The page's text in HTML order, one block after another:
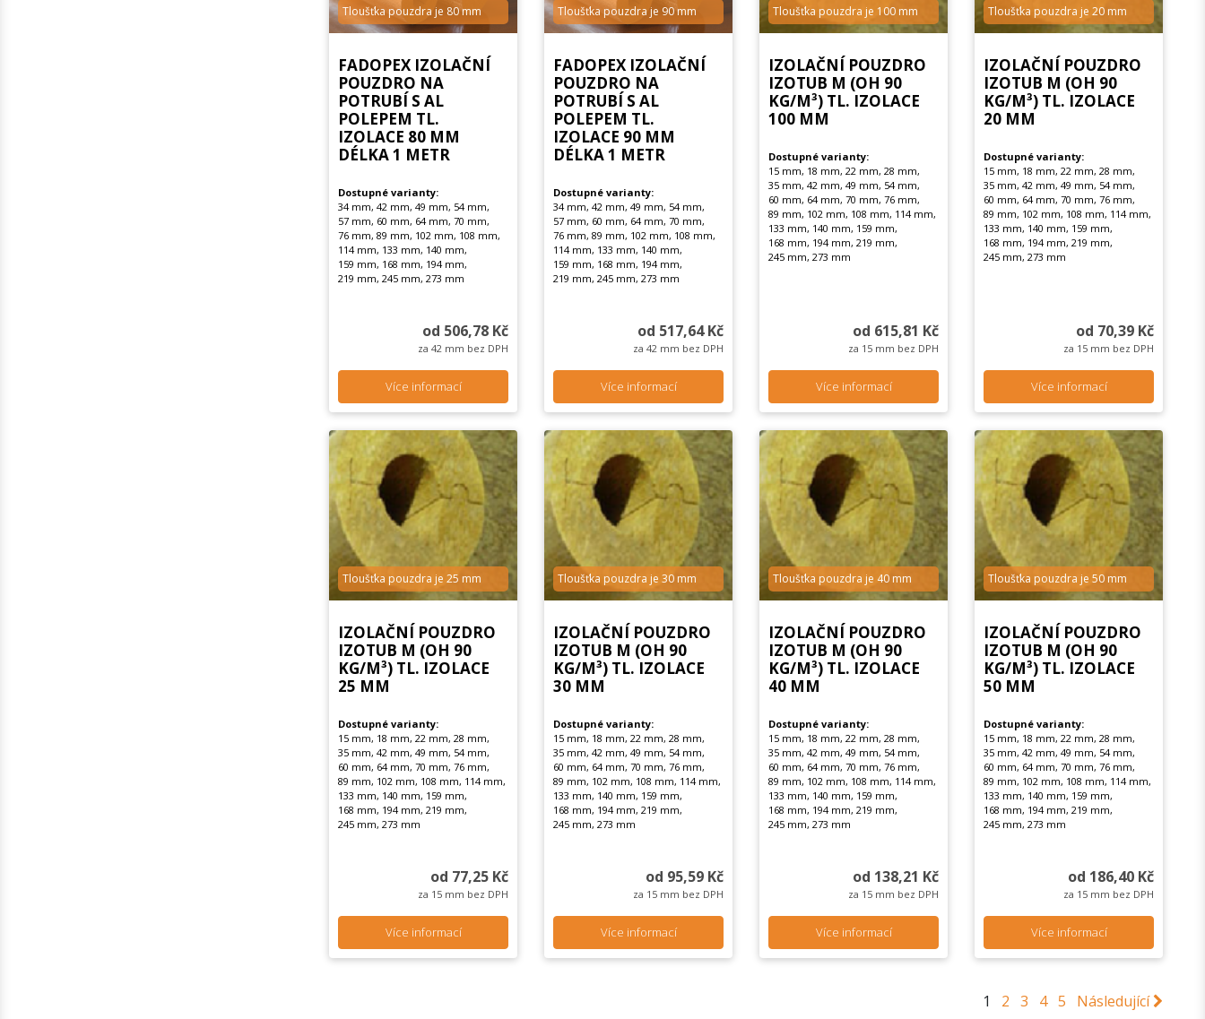
Tloušťka pouzdra je 80 mm
FADOPEX IZOLAČNÍ
POUZDRO NA
POTRUBÍ S AL
POLEPEM TL.
IZOLACE 80 MM
DÉLKA 1 METR
Dostupné varianty:
34 mm, 42 mm, 49 mm, 54 mm,
57 mm, 60 mm, 64 mm, 70 mm,
76 mm, 89 mm, 102 mm, 108 mm,
114 mm, 133 mm, 140 mm,
159 mm, 168 mm, 194 mm,
219 mm, 245 mm, 273 mm
od 506,78 Kč
za 42 mm bez DPH
Více informací
Tloušťka pouzdra je 90 mm
FADOPEX IZOLAČNÍ
POUZDRO NA
POTRUBÍ S AL
POLEPEM TL.
IZOLACE 90 MM
DÉLKA 1 METR
Dostupné varianty:
34 mm, 42 mm, 49 mm, 54 mm,
57 mm, 60 mm, 64 mm, 70 mm,
76 mm, 89 mm, 102 mm, 108 mm,
114 mm, 133 mm, 140 mm,
159 mm, 168 mm, 194 mm,
219 mm, 245 mm, 273 mm
od 517,64 Kč
za 42 mm bez DPH
Více informací
Tloušťka pouzdra je 100 mm
IZOLAČNÍ POUZDRO
IZOTUB M (OH 90
KG/M³) TL. IZOLACE
100 MM
Dostupné varianty:
15 mm, 18 mm, 22 mm, 28 mm,
35 mm, 42 mm, 49 mm, 54 mm,
60 mm, 64 mm, 70 mm, 76 mm,
89 mm, 102 mm, 108 mm, 114 mm,
133 mm, 140 mm, 159 mm,
168 mm, 194 mm, 219 mm,
245 mm, 273 mm
od 615,81 Kč
za 15 mm bez DPH
Více informací
Tloušťka pouzdra je 20 mm
IZOLAČNÍ POUZDRO
IZOTUB M (OH 90
KG/M³) TL. IZOLACE
20 MM
Dostupné varianty:
15 mm, 18 mm, 22 mm, 28 mm,
35 mm, 42 mm, 49 mm, 54 mm,
60 mm, 64 mm, 70 mm, 76 mm,
89 mm, 102 mm, 108 mm, 114 mm,
133 mm, 140 mm, 159 mm,
168 mm, 194 mm, 219 mm,
245 mm, 273 mm
od 70,39 Kč
za 15 mm bez DPH
Více informací
Tloušťka pouzdra je 25 mm
IZOLAČNÍ POUZDRO
IZOTUB M (OH 90
KG/M³) TL. IZOLACE
25 MM
Dostupné varianty:
15 mm, 18 mm, 22 mm, 28 mm,
35 mm, 42 mm, 49 mm, 54 mm,
60 mm, 64 mm, 70 mm, 76 mm,
89 mm, 102 mm, 108 mm, 114 mm,
133 mm, 140 mm, 159 mm,
168 mm, 194 mm, 219 mm,
245 mm, 273 mm
od 77,25 Kč
za 15 mm bez DPH
Více informací
Tloušťka pouzdra je 30 mm
IZOLAČNÍ POUZDRO
IZOTUB M (OH 90
KG/M³) TL. IZOLACE
30 MM
Dostupné varianty:
15 mm, 18 mm, 22 mm, 28 mm,
35 mm, 42 mm, 49 mm, 54 mm,
60 mm, 64 mm, 70 mm, 76 mm,
89 mm, 102 mm, 108 mm, 114 mm,
133 mm, 140 mm, 159 mm,
168 mm, 194 mm, 219 mm,
245 mm, 273 mm
od 95,59 Kč
za 15 mm bez DPH
Více informací
Tloušťka pouzdra je 40 mm
IZOLAČNÍ POUZDRO
IZOTUB M (OH 90
KG/M³) TL. IZOLACE
40 MM
Dostupné varianty:
15 mm, 18 mm, 22 mm, 28 mm,
35 mm, 42 mm, 49 mm, 54 mm,
60 mm, 64 mm, 70 mm, 76 mm,
89 mm, 102 mm, 108 mm, 114 mm,
133 mm, 140 mm, 159 mm,
168 mm, 194 mm, 219 mm,
245 mm, 273 mm
od 138,21 Kč
za 15 mm bez DPH
Více informací
Tloušťka pouzdra je 50 mm
IZOLAČNÍ POUZDRO
IZOTUB M (OH 90
KG/M³) TL. IZOLACE
50 MM
Dostupné varianty:
15 mm, 18 mm, 22 mm, 28 mm,
35 mm, 42 mm, 49 mm, 54 mm,
60 mm, 64 mm, 70 mm, 76 mm,
89 mm, 102 mm, 108 mm, 114 mm,
133 mm, 140 mm, 159 mm,
168 mm, 194 mm, 219 mm,
245 mm, 273 mm
od 186,40 Kč
za 15 mm bez DPH
Více informací
1 2 3 4 5 Následující